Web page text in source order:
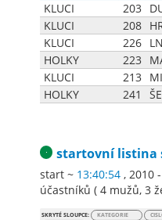
KLUCI
203
KLUCI
208
KLUCI
226
HOLKY
223
KLUCI
213
HOLKY
241
startovní listina
start ~ 13:40:54 , 2010
účastníků (4 mužů, 3
SKRYTÉ SLOUPCE: KATEGORIE